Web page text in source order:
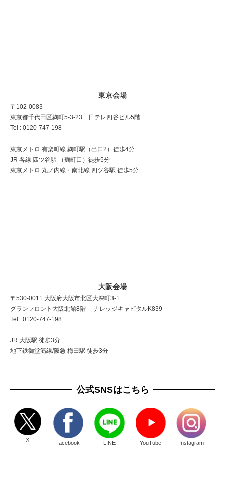
東京会場
〒102-0083
東京都千代田区麹町5-3-23 日テレ四谷ビル5階
Tel : 0120-747-198
東京メトロ 有楽町線 麹町駅（出口2）徒歩4分
JR 各線 四ツ谷駅 （麹町口）徒歩5分
東京メトロ 丸ノ内線・南北線 四ツ谷駅 徒歩5分
大阪会場
〒530-0011 大阪府大阪市北区大深町3-1
グランフロント大阪北館8階 ナレッジキャピタルK839
Tel : 0120-747-198
JR 大阪駅 徒歩3分
地下鉄御堂筋線/阪急 梅田駅 徒歩3分
公式SNSはこちら
X facebook LINE YouTube Instagram